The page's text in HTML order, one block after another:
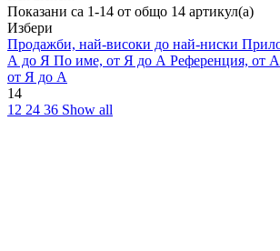
Показани са 1-14 от общо 14 артикул(а)
Избери
Продажби, най-високи до най-ниски
А до Я По име, от Я до А Референция, от
от Я до А
14
12 24 36 Show all